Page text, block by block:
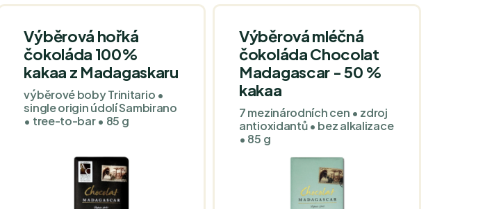
Výběrová hořká
čokoláda 100%
kakaa z Madagaskaru
výběrové boby Trinitario •
single origin údolí Sambirano
• tree-to-bar • 85 g
Výběrová mléčná
čokoláda Chocolat
Madagascar - 50 %
kakaa
7 mezinárodních cen • zdroj
antioxidantů • bez alkalizace
• 85 g